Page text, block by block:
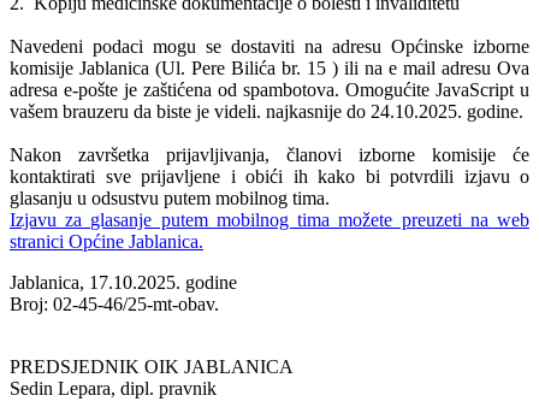
Navedeni podaci mogu se dostaviti na adresu Općinske izborne
komisije Jablanica (Ul. Pere Bilića br. 15 ) ili na e mail adresu Ova
adresa e-pošte je zaštićena od spambotova. Omogućite JavaScript u
vašem brauzeru da biste je videli. najkasnije do 24.10.2025. godine.
Nakon završetka prijavljivanja, članovi izborne komisije će
kontaktirati sve prijavljene i obići ih kako bi potvrdili izjavu o
glasanju u odsustvu putem mobilnog tima.
Izjavu za glasanje putem mobilnog tima možete preuzeti na web
stranici Općine Jablanica.
Jablanica, 17.10.2025. godine
Broj: 02-45-46/25-mt-obav.
PREDSJEDNIK OIK JABLANICA
Sedin Lepara, dipl. pravnik